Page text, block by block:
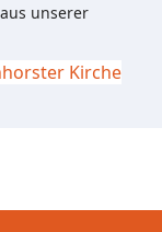
unserer
Kirche